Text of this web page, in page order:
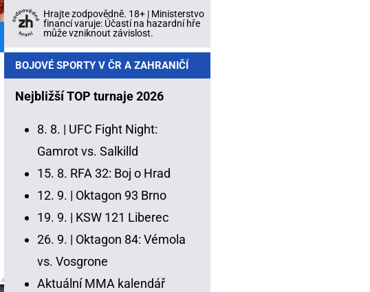
Hrajte zodpovědně. 18+ | Ministerstvo
financí varuje: Účastí na hazardní hře
může vzniknout závislost.
BOJOVÉ SPORTY V ČR A ZAHRANIČÍ
Nejbližší TOP turnaje 2026
8. 8. | UFC Fight Night:
Gamrot vs. Salkilld
15. 8. RFA 32: Boj o Hrad
12. 9. | Oktagon 93 Brno
19. 9. | KSW 121 Liberec
26. 9. | Oktagon 84: Vémola
vs. Vosgrone
Aktuální MMA kalendář